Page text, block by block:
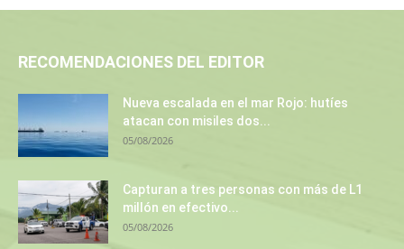
RECOMENDACIONES DEL EDITOR
Nueva escalada en el mar Rojo: hutíes
atacan con misiles dos...
05/08/2026
Capturan a tres personas con más de L1
millón en efectivo...
05/08/2026